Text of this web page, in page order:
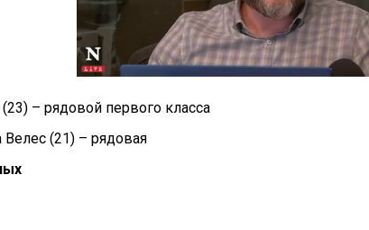
– рядовой первого класса
Велес (21) – рядовая